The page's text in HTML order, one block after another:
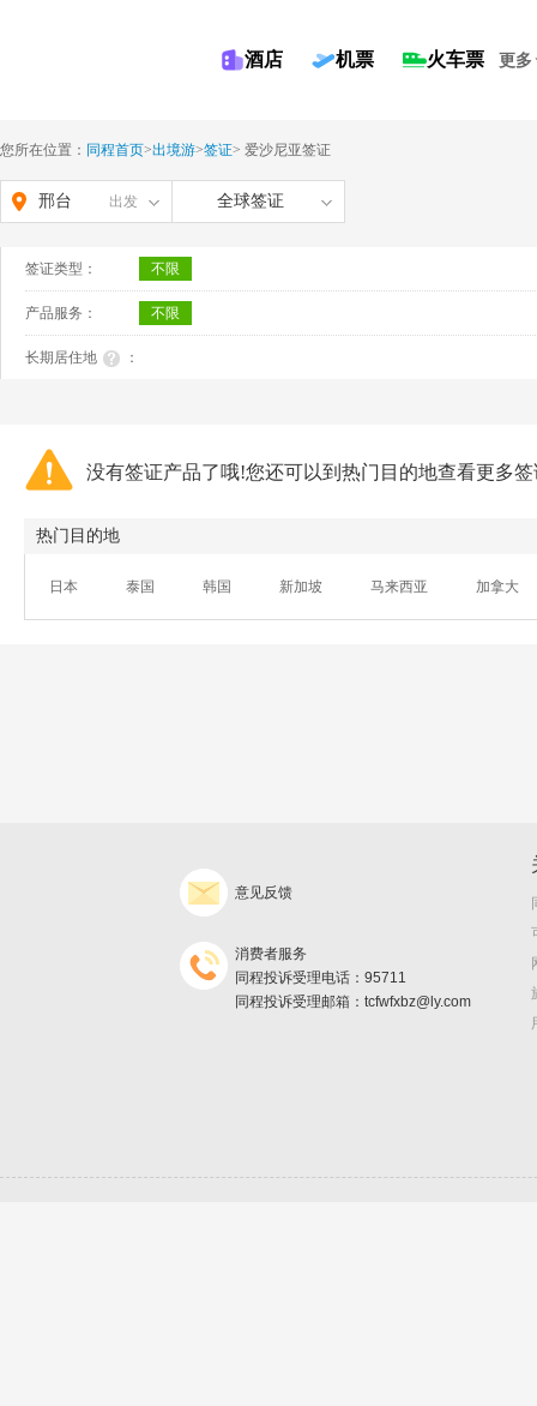
酒店 机票 火车票 更多
您所在位置： 同程首页>出境游>签证> 爱沙尼亚签证
邢台 出发 全球签证
签证类型： 不限
产品服务： 不限
长期居住地 ：
没有签证产品了哦!您还可以到热门目的地查看更多
热门目的地
日本 泰国 韩国 新加坡 马来西亚 加拿大
意见反馈
消费者服务
同程投诉受理电话：95711
同程投诉受理邮箱：tcfwfxbz@ly.com